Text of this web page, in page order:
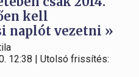
kell
naplót vezetni »
12:38 | Utolsó frissítés: